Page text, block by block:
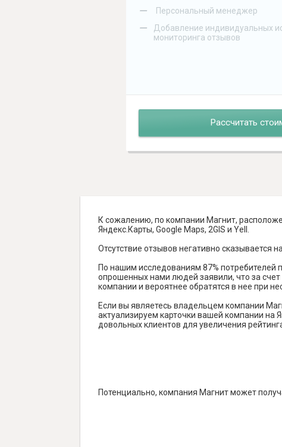
– Персональный менеджер
–
Добавление индивидуальных
мониторинга отзывов
Рассчитать
К сожалению, по компании Магнит,
Яндекс.Карты, Google Maps, 2GIS и Yell.
Отсутствие отзывов негативно сказывается
По нашим исследованиям 87% потребителей
опрошенных нами людей заявили, что за
компании и вероятнее обратятся в нее при
Если вы являетесь владельцем компании
актуализируем карточки вашей компании на
довольных клиентов для увеличения
Потенциально, компания Магнит может